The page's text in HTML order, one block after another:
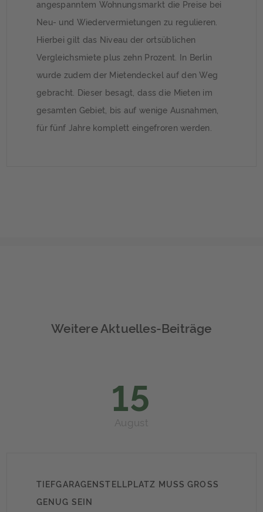
angespanntem Wohnungsmarkt die Preise bei
Neu- und Wiedervermietungen zu regulieren.
Hierbei gilt das Niveau der ortsüblichen
Vergleichsmiete plus zehn Prozent. In Berlin
wurde zudem der Mietendeckel auf den Weg
gebracht. Dieser besagt, dass die Mieten im
gesamten Gebiet, bis auf wenige Ausnahmen,
für fünf Jahre komplett eingefroren werden.
Weitere Aktuelles-Beiträge
15
August
TIEFGARAGENSTELLPLATZ MUSS GROSS G
ENUG SEIN